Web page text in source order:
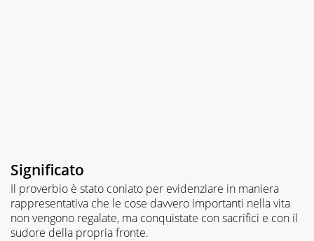
Significato
Il proverbio è stato coniato per evidenziare in maniera
rappresentativa che le cose davvero importanti nella vita
non vengono regalate, ma conquistate con sacrifici e con il
sudore della propria fronte.